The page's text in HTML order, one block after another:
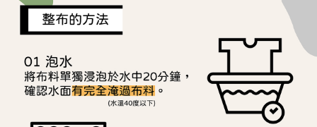
２．關於個人資料處理事宜，請瀏覽以下網址：
https://aftee.tw/terms/#terms3
３．未成年的使用者請事先徵得法定代理人或監護人之同意方可使用
「AFTEE先享後付」，若未經同意申辦者引起之損失，本公司不負相關責
任。
４．使用「AFTEE先享後付」時，將依據個別帳號之用戶狀況，依本公司即
時審查核予不同之上限額度；若仍有額度不足之情形，本公司將視審查結果
請求用戶進行身份認證。
５．嚴禁一人註冊多個帳號或使用他人資訊註冊。若發現惡意使用之情形，
恩沛科技股份有限公司將有權停止該用戶之使用額度並採取法律行動。